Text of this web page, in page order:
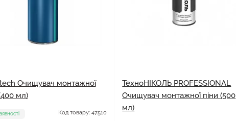
Очищувач монтажної
мл)
Код товару: 47510
ТехноНІКОЛЬ PROFESSIONAL
Очищувач монтажної піни (500
мл)